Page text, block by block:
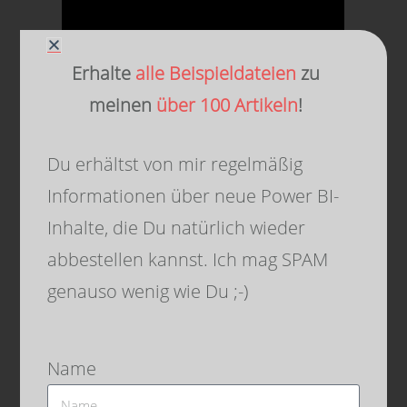
Danke für Dein Interesse und bis
zum nächsten Mal. Denk
Dir der Beitrag gefallen hat, dann
Erhalte alle Beispieldateien zu
meinen über 100 Artikeln!
Du erhältst von mir regelmäßig
Informationen über neue Power BI-
Inhalte, die Du natürlich wieder
abbestellen kannst. Ich mag SPAM
genauso wenig wie Du ;-)
Name